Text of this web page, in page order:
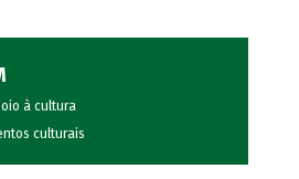
à cultura
culturais